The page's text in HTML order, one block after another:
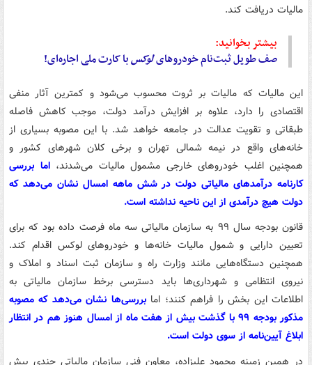
مالیات دریافت کند.
بیشتر بخوانید:
صف طویل ثبت‌نام خودروهایلوکسبا کارت ملی اجاره‌ای!
این مالیات که مالیات بر ثروت محسوب می‌شود و کمترین آثار منفی
اقتصادی را دارد، علاوه بر افزایش درآمد دولت، موجب کاهش فاصله
طبقاتی و تقویت عدالت در جامعه خواهد شد. با این مصوبه بسیاری از
خانه‌های واقع در نیمه شمالی تهران و برخی کلان شهرهای کشور و
همچنین اغلب خودروهای خارجی مشمول مالیات می‌شدند،اما بررسی
کارنامه درآمدهای مالیاتی دولت در شش ماهه امسال نشان می‌دهد که
دولت هیچ درآمدی از این ناحیه نداشته است.
قانون بودجه سال ۹۹ به سازمان مالیاتی سه ماه فرصت داده بود که برای
تعیین دارایی و شمول مالیات خانه‌ها و خودروهای لوکس اقدام کند.
همچنین دستگاه‌هایی مانند وزارت راه و سازمان ثبت اسناد و املاک و
نیروی انتظامی و شهرداری‌ها باید دسترسی برخط سازمان مالیاتی به
اطلاعات این بخش را فراهم کنند؛ اما بررسی‌ها نشان می‌دهد که مصوبه
مذکور بودجه ۹۹ با گذشت بیش از هفت ماه از امسال هنوز هم در انتظار
ابلاغ آیین‌نامه از سوی دولت است.
در همین زمینه محمود علیزاده، معاون فنی سازمان مالیاتی چندی پیش